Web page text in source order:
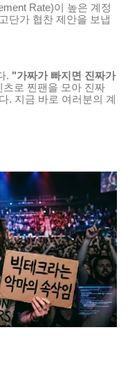
Rate)이 높은 계정
단가 협찬 제안을 보냅
. "가짜가 빠지면 진짜가
로 찐팬을 모아 진짜
. 지금 바로 여러분의 계